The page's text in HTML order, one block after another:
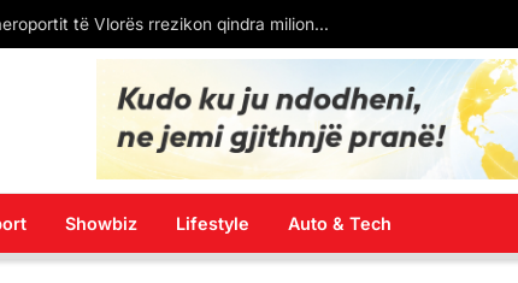
Aksident tragjik në Gjermani, humbin jetën 3 shqiptarë. Pamjet nga vendi i ngjarjes
Showbiz Lifestyle Auto & Tech